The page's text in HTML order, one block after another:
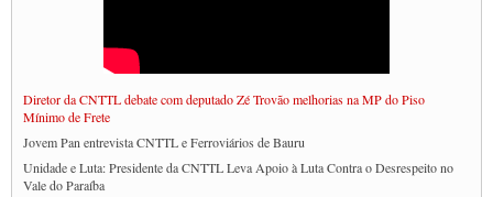
Diretor da CNTTL debate com deputado Zé Trovão melhorias na MP do Piso
Mínimo de Frete
Jovem Pan entrevista CNTTL e Ferroviários de Bauru
Unidade e Luta: Presidente da CNTTL Leva Apoio à Luta Contra o Desrespeito no
Vale do Paraíba